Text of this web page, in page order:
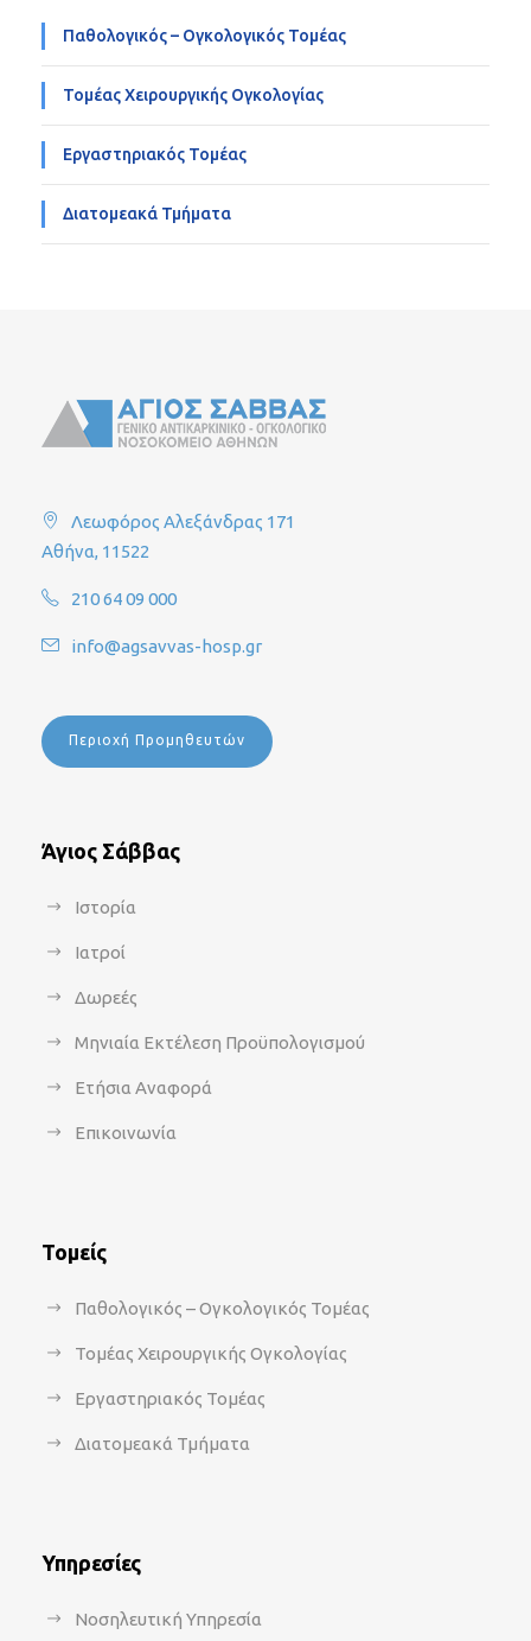
Παθολογικός – Ογκολογικός Τομέας
Τομέας Χειρουργικής Ογκολογίας
Εργαστηριακός Τομέας
Διατομεακά Τμήματα
Λεωφόρος Αλεξάνδρας 171
Αθήνα, 11522
210 64 09 000
info@agsavvas-hosp.gr
Περιοχή Προμηθευτών
Άγιος Σάββας
Ιστορία
Ιατροί
Δωρεές
Μηνιαία Εκτέλεση Προϋπολογισμού
Ετήσια Αναφορά
Επικοινωνία
Τομείς
Παθολογικός – Ογκολογικός Τομέας
Τομέας Χειρουργικής Ογκολογίας
Εργαστηριακός Τομέας
Διατομεακά Τμήματα
Υπηρεσίες
Νοσηλευτική Υπηρεσία